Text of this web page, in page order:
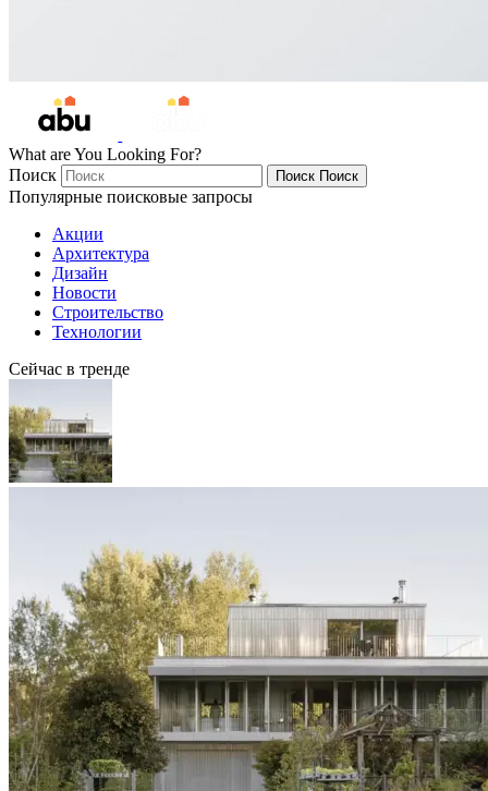
What are You Looking For?
Поиск
Поиск Поиск
Популярные поисковые запросы
Акции
Архитектура
Дизайн
Новости
Строительство
Технологии
Сейчас в тренде